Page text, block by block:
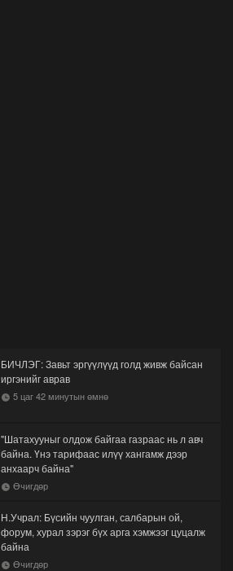
БИЧЛЭГ: Завьт эргүүлүүд голд живж байсан
иргэнийг аврав
5 цаг 42 минутын өмнө
"Шатахууныг олдож байгаа газраас нь л авч
байна. Үнэ тарифаас илүү хангамж дээр
анхаарч байна"
Өчигдөр
Н.Учрал: Бүсийн чуулган, салбарын ой,
форум, хурал зэрэг бүх арга хэмжээг цуцалж
байна
Өчигдөр